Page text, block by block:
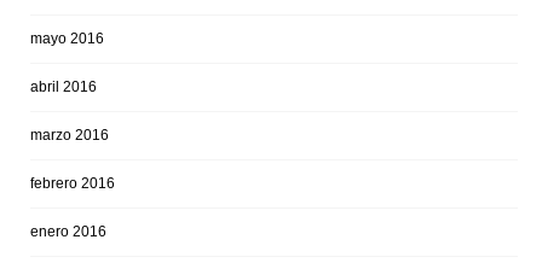
mayo 2016
abril 2016
marzo 2016
febrero 2016
enero 2016